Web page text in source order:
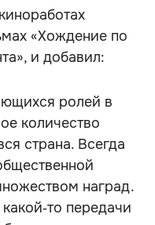
«Хождение по
и добавил:
ролей в
количество
страна. Всегда
наград.
передачи